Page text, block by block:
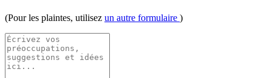
(Pour les plaintes, utilisez un autre formulaire )